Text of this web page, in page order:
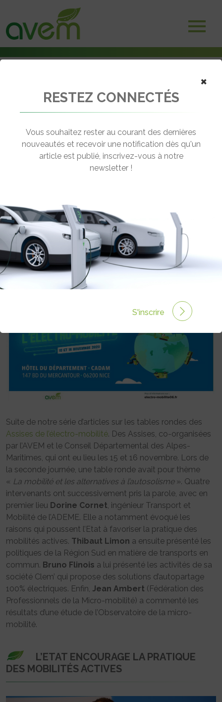
Assises de l’électro-mobilité : La mobilité et les alternatives à
← Revenir aux actualités
ASSISES DE L’ÉLECTRO-MOBILITÉ :
LA MOBILITÉ ET LES ALTERNATIVES
À L’AUTOSOLISME
Rédigé par Emmanuel Maumon le 16 Déc 2022 à 06:00
0 commentaires
Suite de notre série d’articles sur les tables rondes des
Assises de l’électro-mobilité. Des Assises, co-organisées
par l’AVEM et le Conseil Départemental des Alpes-
Maritimes, qui ont eu lieu les 15 et 16 novembre. Lors de
la seconde journée, une table ronde avait pour thème
« La mobilité et les alternatives à l’autosolisme ». Quatre
intervenants ont successivement pris la parole, avec en
premier lieu Dorine Cornet, ingénieur Transport et
Mobilité de l’ADEME. Elle a notamment évoqué les
raisons qui poussent l’Etat à favoriser la pratique des
mobilités actives. Thibaut Limon a ensuite présenté les
politiques de la Région Sud en matière de transports en
commun. Bruno Flinois a lui présenté les activités de sa
société Clem’ qui propose des solutions d’autopartage
100% électriques. Enfin, Jean Ambert (Fédération des
Professionnels de la Micro-mobilité) a commenté les
résultats d’une étude de l’Observatoire de la micro-
mobilité.
L’ETAT ENCOURAGE LA PRATIQUE
DES MOBILITÉS ACTIVES
×
RESTEZ CONNECTÉS
Vous souhaitez rester au courant des dernières
nouveautés et recevoir une notification dès qu'un
article est publié, inscrivez-vous à notre
newsletter !
S'inscrire